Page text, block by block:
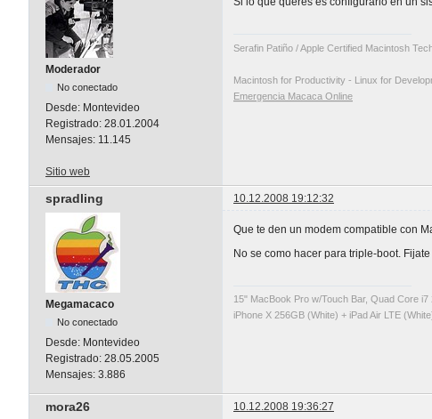
Moderador
No conectado
Desde: Montevideo
Registrado: 28.01.2004
Mensajes: 11.145
Serafin Patiño / Apple Certified Macintosh
Macintosh for Productivity - Linux for
Emergencia Macaca Online
Sitio web
spradling 10.12.2008 19:12:32
Megamacaco
No conectado
Desde: Montevideo
Registrado: 28.05.2005
Mensajes: 3.886
Que te den un modem compatible con
No se como hacer para triple-boot.
15" MacBook Pro w/Touch Bar, Quad Core
iPhone X 256GB (White) + iPad Air LTE
mora26 10.12.2008 19:36:27